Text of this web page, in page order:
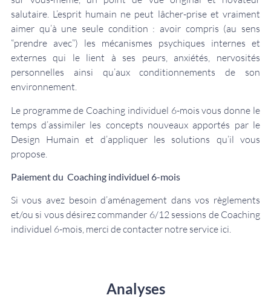
salutaire. L’esprit humain ne peut lâcher-prise et vraiment
aimer qu’à une seule condition : avoir compris (au sens
“prendre avec”) les mécanismes psychiques internes et
externes qui le lient à ses peurs, anxiétés, nervosités
personnelles ainsi qu’aux conditionnements de son
environnement.
Le programme de Coaching individuel 6-mois vous donne le
temps d’assimiler les concepts nouveaux apportés par le
Design Humain et d’appliquer les solutions qu’il vous
propose.
Paiement du Coaching individuel 6-mois
Si vous avez besoin d’aménagement dans vos règlements
et/ou si vous désirez commander 6/12 sessions de Coaching
individuel 6-mois, merci de contacter notre service ici.
Analyses